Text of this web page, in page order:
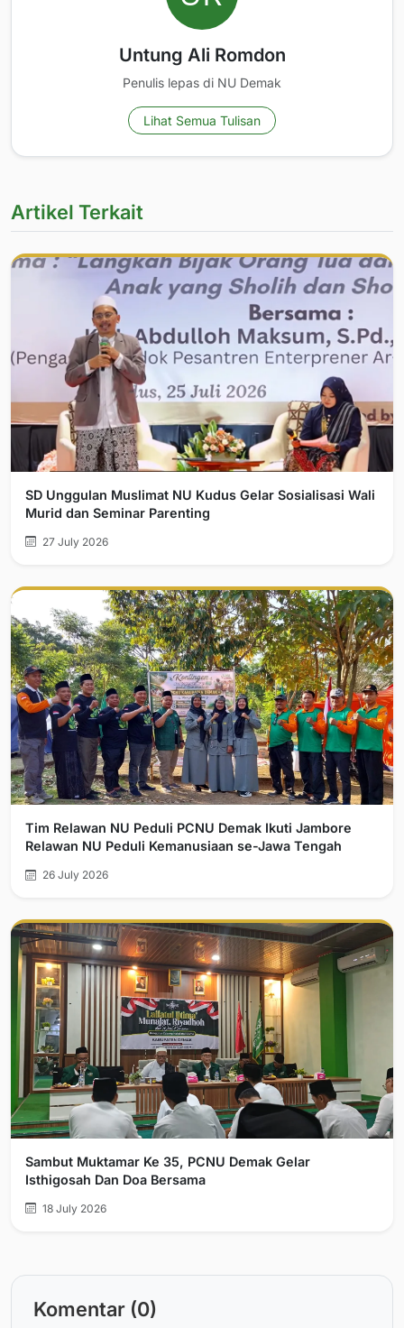
Untung Ali Romdon
Penulis lepas di NU Demak
Lihat Semua Tulisan
Artikel Terkait
SD Unggulan Muslimat NU Kudus Gelar Sosialisasi Wali
Murid dan Seminar Parenting
27 July 2026
Tim Relawan NU Peduli PCNU Demak Ikuti Jambore
Relawan NU Peduli Kemanusiaan se-Jawa Tengah
26 July 2026
Sambut Muktamar Ke 35, PCNU Demak Gelar
Isthigosah Dan Doa Bersama
18 July 2026
Komentar (0)